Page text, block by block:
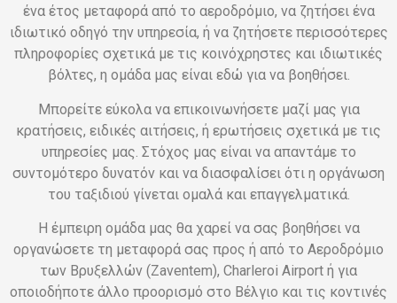
ένα έτος μεταφορά από το αεροδρόμιο, να ζητήσει ένα
ιδιωτικό οδηγό την υπηρεσία, ή να ζητήσετε περισσότερες
πληροφορίες σχετικά με τις κοινόχρηστες και ιδιωτικές
βόλτες, η ομάδα μας είναι εδώ για να βοηθήσει.
Μπορείτε εύκολα να επικοινωνήσετε μαζί μας για
κρατήσεις, ειδικές αιτήσεις, ή ερωτήσεις σχετικά με τις
υπηρεσίες μας. Στόχος μας είναι να απαντάμε το
συντομότερο δυνατόν και να διασφαλίσει ότι η οργάνωση
του ταξιδιού γίνεται ομαλά και επαγγελματικά.
Η έμπειρη ομάδα μας θα χαρεί να σας βοηθήσει να
οργανώσετε τη μεταφορά σας προς ή από το Αεροδρόμιο
των Βρυξελλών (Zaventem), Charleroi Airport ή για
οποιοδήποτε άλλο προορισμό στο Βέλγιο και τις κοντινές